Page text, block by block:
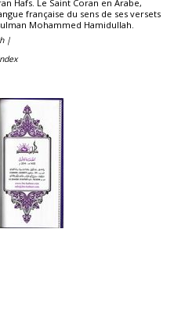
Hafs. Le Saint Coran en Arabe,
française du sens de ses versets
Mohammed Hamidullah.
|